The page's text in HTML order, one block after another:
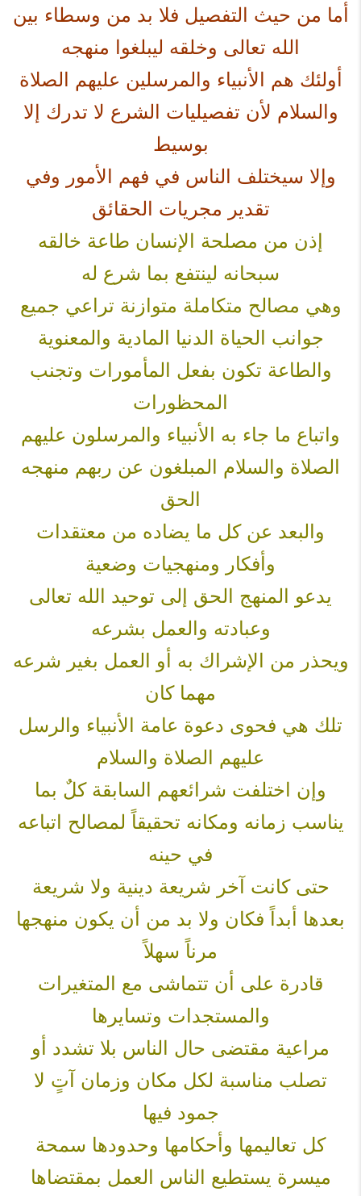
أما من حيث التفصيل فلا بد من وسطاء بين
الله تعالى وخلقه ليبلغوا منهجه
أولئك هم الأنبياء والمرسلين عليهم الصلاة
والسلام لأن تفصيليات الشرع لا تدرك إلا
بوسيط
وإلا سيختلف الناس في فهم الأمور وفي
تقدير مجريات الحقائق
إذن من مصلحة الإنسان طاعة خالقه
سبحانه لينتفع بما شرع له
وهي مصالح متكاملة متوازنة تراعي جميع
جوانب الحياة الدنيا المادية والمعنوية
والطاعة تكون بفعل المأمورات وتجنب
المحظورات
واتباع ما جاء به الأنبياء والمرسلون عليهم
الصلاة والسلام المبلغون عن ربهم منهجه
الحق
والبعد عن كل ما يضاده من معتقدات
وأفكار ومنهجيات وضعية
يدعو المنهج الحق إلى توحيد الله تعالى
وعبادته والعمل بشرعه
ويحذر من الإشراك به أو العمل بغير شرعه
مهما كان
تلك هي فحوى دعوة عامة الأنبياء والرسل
عليهم الصلاة والسلام
وإن اختلفت شرائعهم السابقة كلٌ بما
يناسب زمانه ومكانه تحقيقاً لمصالح اتباعه
في حينه
حتى كانت آخر شريعة دينية ولا شريعة
بعدها أبداً فكان ولا بد من أن يكون منهجها
مرناً سهلاً
قادرة على أن تتماشى مع المتغيرات
والمستجدات وتسايرها
مراعية مقتضى حال الناس بلا تشدد أو
تصلب مناسبة لكل مكان وزمان آتٍ لا
جمود فيها
كل تعاليمها وأحكامها وحدودها سمحة
ميسرة يستطيع الناس العمل بمقتضاها